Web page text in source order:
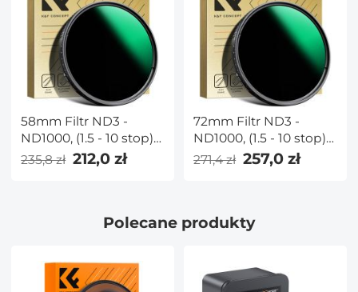
58mm Filtr ND3 -
ND1000, (1.5 - 10 stop)
Zmienny Neutralna
Gęstość
235,8 zł 212,0 zł
72mm Filtr ND3 -
ND1000, (1.5 - 10 stop)
Zmienny Neutralna
Gęstość
271,4 zł 257,0 zł
Polecane produkty